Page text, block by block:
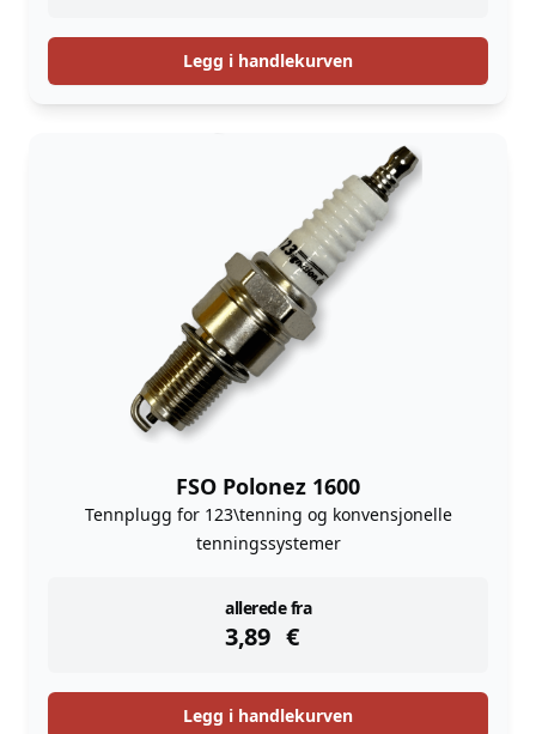
Legg i handlekurven
FSO Polonez 1600
Tennplugg for 123\tenning og konvensjonelle
tenningssystemer
allerede fra
3,89 €
instock
Legg i handlekurven